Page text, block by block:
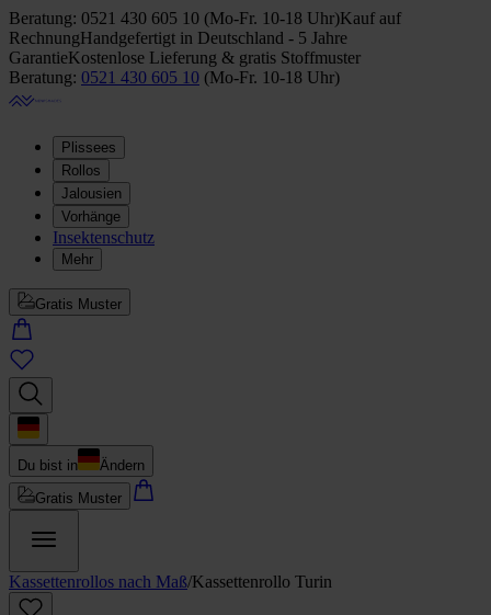
Beratung: 0521 430 605 10 (Mo-Fr. 10-18 Uhr)Kauf auf
RechnungHandgefertigt in Deutschland - 5 Jahre
GarantieKostenlose Lieferung & gratis Stoffmuster
Beratung: 0521 430 605 10 (Mo-Fr. 10-18 Uhr)
Plissees
Rollos
Jalousien
Vorhänge
Insektenschutz
Mehr
Gratis Muster
Du bist in
Ändern
Gratis Muster
Kassettenrollos nach Maß/Kassettenrollo Turin